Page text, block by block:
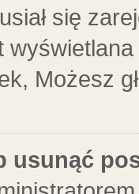
się
Możesz
usunąć